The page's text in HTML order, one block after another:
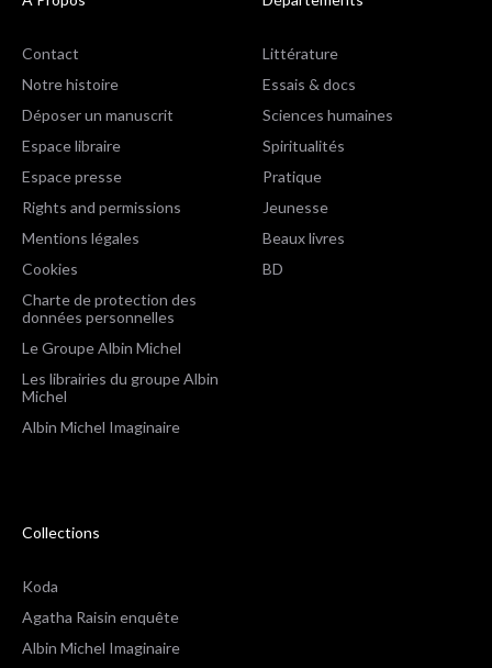
Contact
Notre histoire
Déposer un manuscrit
Espace libraire
Espace presse
Rights and permissions
Mentions légales
Cookies
Charte de protection des
données personnelles
Le Groupe Albin Michel
Les librairies du groupe Albin
Michel
Albin Michel Imaginaire
Littérature
Essais & docs
Sciences humaines
Spiritualités
Pratique
Jeunesse
Beaux livres
BD
Collections
Koda
Agatha Raisin enquête
Albin Michel Imaginaire